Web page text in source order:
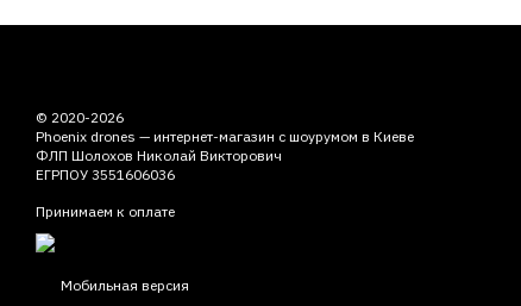
© 2020-2026
Phoenix drones — интернет-магазин с шоурумом в Киеве
ФЛП Шолохов Николай Викторович
ЕГРПОУ 3551606036
Принимаем к оплате
Мобильная версия